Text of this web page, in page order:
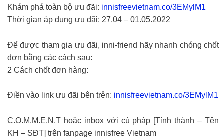
Khám phá toàn bộ ưu đãi: innisfreevietnam.co/3EMylM1
Thời gian áp dụng ưu đãi: 27.04 – 01.05.2022
Để được tham gia ưu đãi, inni-friend hãy nhanh chóng chốt
đơn bằng các cách sau:
2 Cách chốt đơn hàng:
Điền vào link ưu đãi bên trên: innisfreevietnam.co/3EMylM1
C.O.M.M.E.N.T hoặc inbox với cú pháp [Tỉnh thành – Tên
KH – SĐT] trên fanpage innisfree Vietnam